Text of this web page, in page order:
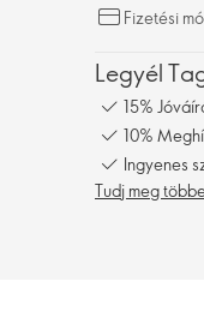
Fizetési
Legyél
15%
10%
Ingyenes
Tudj meg